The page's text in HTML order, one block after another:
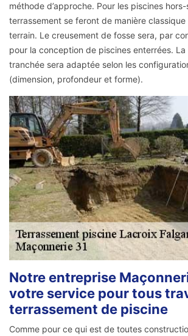
méthode d’approche. Pour les piscines
terrassement se feront de manière
terrain. Le creusement de fosse sera, par
pour la conception de piscines enterrées. La
tranchée sera adaptée selon les
(dimension, profondeur et forme).
Notre entreprise
votre service pour tous
terrassement de piscine
Comme pour ce qui est de toutes